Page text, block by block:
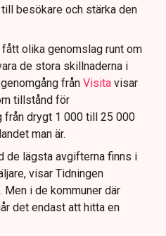
besökare och stärka den
olika genomslag runt om
de stora skillnaderna i
från Visita visar
tillstånd för
drygt 1 000 till 25 000
man är.
de lägsta avgifterna finns i
visar Tidningen
Men i de kommuner där
det endast att hitta en